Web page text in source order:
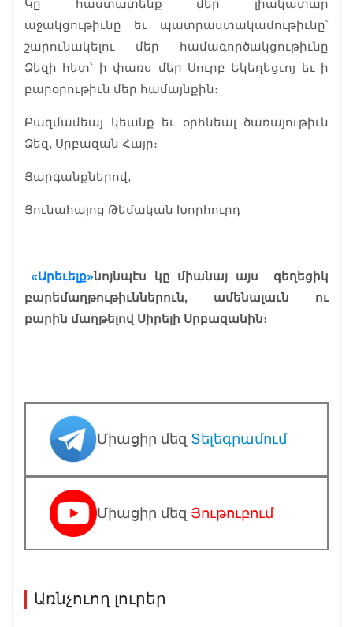
Կը հաստատենք մեր լիակատար
աջակցութիւնը եւ պատրաստակամութիւնը՝
շարունակելու մեր համագործակցութիւնը
Ձեզի հետ՝ ի փառս մեր Սուրբ Եկեղեցւոյ եւ ի
բարօրութիւն մեր համայնքին։
Բազմամեայ կեանք եւ օրհնեալ ծառայութիւն
Ձեզ, Սրբազան Հայր։
Յարգանքներով,
Յունահայոց Թեմական Խորհուրդ
«Արեւելք»նոյնպէս կը միանայ այս գեղեցիկ
բարեմաղթութիւններուն, ամենալաւն ու
բարին մաղթելով Սիրելի Սրբազանին։
Միացիր մեզ Տելեգրամում
Միացիր մեզ Յութուբում
Առնչուող լուրեր